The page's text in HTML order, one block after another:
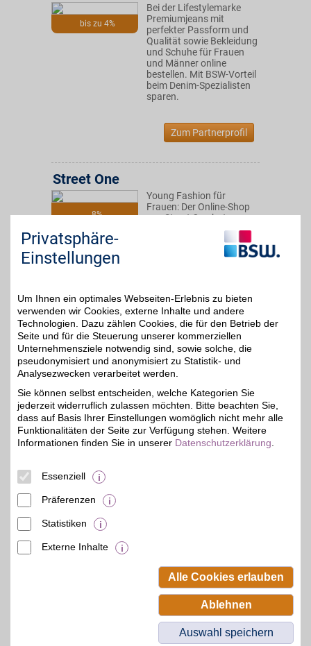
bis zu 4%
Bei der Lifestylemarke
Premiumjeans mit
perfekter Passform und
Qualität sowie Bekleidung
und Schuhe für Frauen
und Männer online
bestellen. Mit BSW-Vorteil
beim Denim-Spezialisten
sparen.
Zum Partnerprofil
8%
Street One
Young Fashion für
Frauen: Der Online-Shop
von Street One hat
verschiedene Styles und
abwechslungsreiche
Mode - von Tops über
Zum Partnerprofil
3%
CAMP DAVID & SOCCX
und Frauenkollektionen
der bekannten
Lifestylemarken online
bestellen und beim Kauf
der zeitlosen, modischen
Beamten-Selbsthilfewerk GmbH.
Privatsphäre-
Einstellungen
Um Ihnen ein optimales Webseiten-Erlebnis zu bieten
verwenden wir Cookies, externe Inhalte und andere
Technologien. Dazu zählen Cookies, die für den Betrieb der
Seite und für die Steuerung unserer kommerziellen
Unternehmensziele notwendig sind, sowie solche, die
pseudonymisiert und anonymisiert zu Statistik- und
Analysezwecken verarbeitet werden.
Sie können selbst entscheiden, welche Kategorien Sie
jederzeit widerruflich zulassen möchten. Bitte beachten Sie,
dass auf Basis Ihrer Einstellungen womöglich nicht mehr alle
Funktionalitäten der Seite zur Verfügung stehen. Weitere
Informationen finden Sie in unserer Datenschutzerklärung
Essenziell
Präferenzen
Statistiken
Externe Inhalte
Alle Cookies erlauben
Ablehnen
Auswahl speichern